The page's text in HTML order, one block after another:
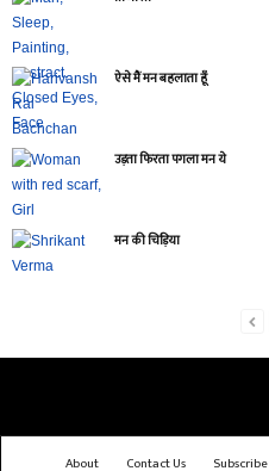
ऐसे मैं मन बहलाता हूँ
उड़ता फिरता पगला मन ये
मन की चिड़िया
About Contact Us Subscribe